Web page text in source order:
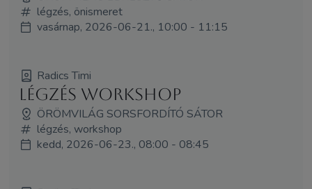
légzés, önismeret
vasárnap, 2026-06-21., 10:00 - 11:15
Radics Timi
Légzés workshop
ÖRÖMVILÁG SORSFORDÍTÓ SÁTOR
légzés, workshop
kedd, 2026-06-23., 08:00 - 08:45